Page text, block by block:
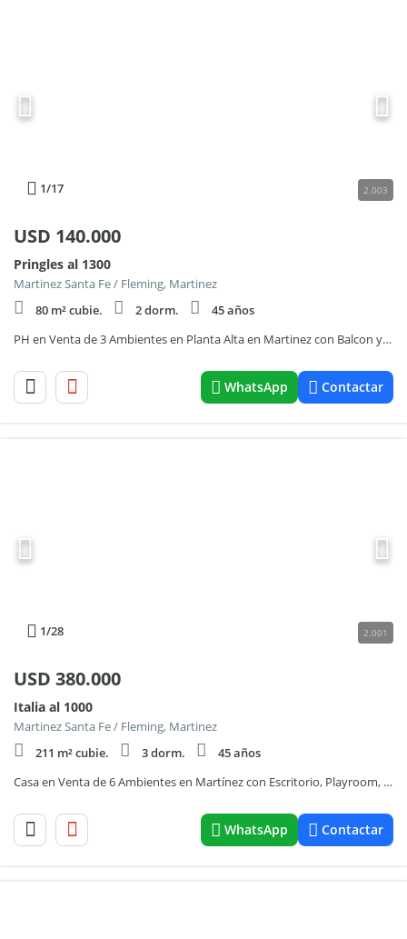
1/17 2.003
USD 140.000
Pringles al 1300
Martinez Santa Fe / Fleming, Martinez
80 m² cubie.
2 dorm.
45 años
PH en Venta de 3 Ambientes en Planta Alta en Martinez con Balcon y Patio
WhatsApp Contactar
1/28 2.001
USD 380.000
Italia al 1000
Martinez Santa Fe / Fleming, Martinez
211 m² cubie.
3 dorm.
45 años
Casa en Venta de 6 Ambientes en Martínez con Escritorio, Playroom, Jardin y Cochera
WhatsApp Contactar